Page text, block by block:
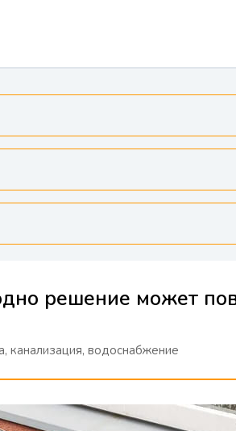
решение может
канализация, водоснабжение